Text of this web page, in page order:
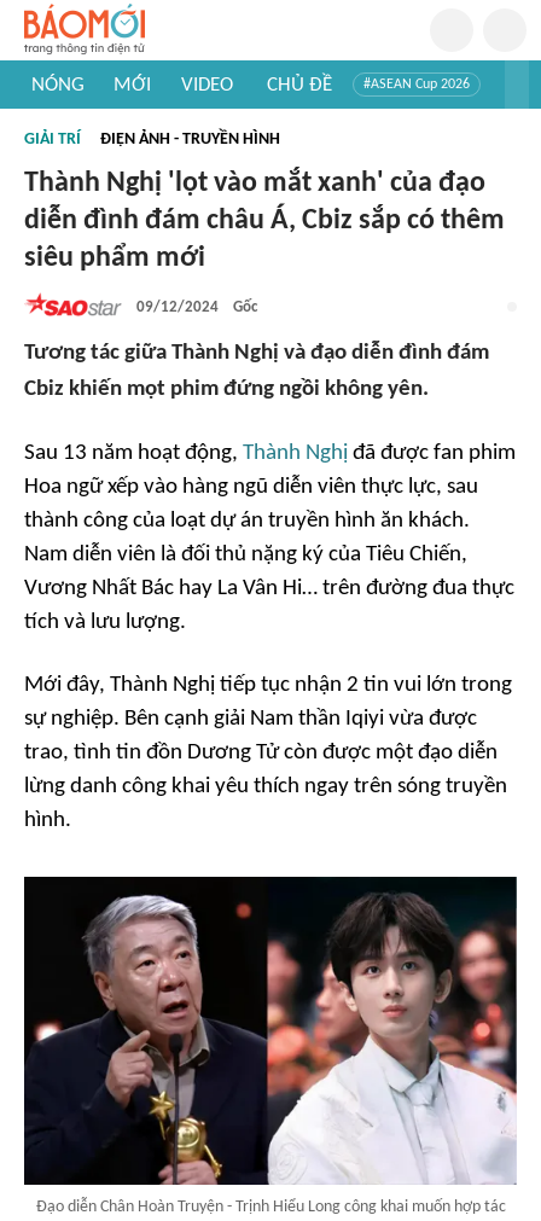
NÓNG MỚI VIDEO CHỦ ĐỀ #ASEAN Cup 2026
#Khám phá thế giới
GIẢI TRÍ ĐIỆN ẢNH - TRUYỀN HÌNH
Thành Nghị 'lọt vào mắt xanh' của đạo
diễn đình đám châu Á, Cbiz sắp có thêm
siêu phẩm mới
09/12/2024 Gốc
Tương tác giữa Thành Nghị và đạo diễn đình đám
Cbiz khiến mọt phim đứng ngồi không yên.
Sau 13 năm hoạt động, Thành Nghị đã được fan phim
Hoa ngữ xếp vào hàng ngũ diễn viên thực lực, sau
thành công của loạt dự án truyền hình ăn khách.
Nam diễn viên là đối thủ nặng ký của Tiêu Chiến,
Vương Nhất Bác hay La Vân Hi… trên đường đua thực
tích và lưu lượng.
Mới đây, Thành Nghị tiếp tục nhận 2 tin vui lớn trong
sự nghiệp. Bên cạnh giải Nam thần Iqiyi vừa được
trao, tình tin đồn Dương Tử còn được một đạo diễn
lừng danh công khai yêu thích ngay trên sóng truyền
hình.
Đạo diễn Chân Hoàn Truyện - Trịnh Hiểu Long công khai muốn hợp tác